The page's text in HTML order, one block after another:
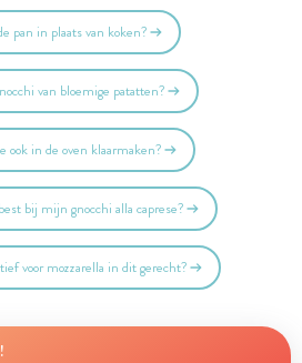
pan in plaats van koken?
van bloemige patatten?
ook in de oven klaarmaken?
bij mijn gnocchi alla caprese?
voor mozzarella in dit gerecht?